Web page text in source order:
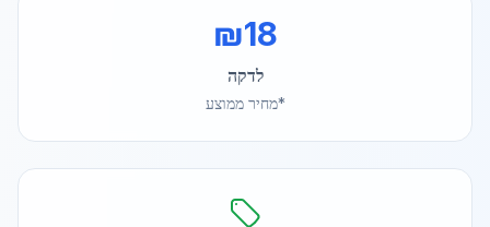
₪18
לדקה
*מחיר ממוצע